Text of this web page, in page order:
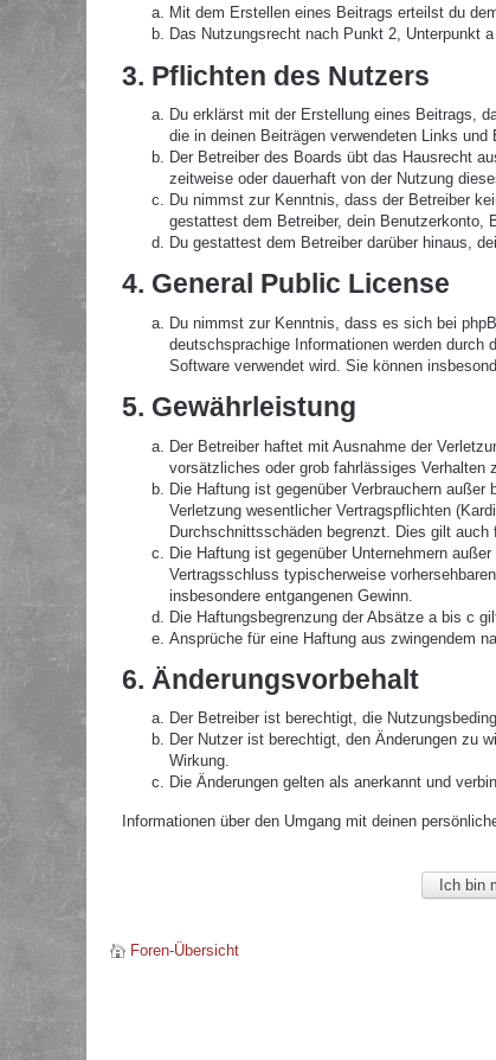
Mit dem Erstellen eines Beitrags erteilst du
Das Nutzungsrecht nach Punkt 2, Unterpunkt
3. Pflichten des Nutzers
Du erklärst mit der Erstellung eines Beitrags,
die in deinen Beiträgen verwendeten Links
Der Betreiber des Boards übt das Hausrecht
zeitweise oder dauerhaft von der Nutzung
Du nimmst zur Kenntnis, dass der Betreiber
gestattest dem Betreiber, dein Benutzerkonto,
Du gestattest dem Betreiber darüber hinaus,
4. General Public License
Du nimmst zur Kenntnis, dass es sich bei
deutschsprachige Informationen werden durch
Software verwendet wird. Sie können
5. Gewährleistung
Der Betreiber haftet mit Ausnahme der
vorsätzliches oder grob fahrlässiges Verhalten
Die Haftung ist gegenüber Verbrauchern
Verletzung wesentlicher Vertragspflichten
Durchschnittsschäden begrenzt. Dies gilt auch
Die Haftung ist gegenüber Unternehmern
Vertragsschluss typischerweise
insbesondere entgangenen Gewinn.
Die Haftungsbegrenzung der Absätze a bis c
Ansprüche für eine Haftung aus zwingendem
6. Änderungsvorbehalt
Der Betreiber ist berechtigt, die
Der Nutzer ist berechtigt, den Änderungen zu
Wirkung.
Die Änderungen gelten als anerkannt und
Informationen über den Umgang mit deinen
Foren-Übersicht